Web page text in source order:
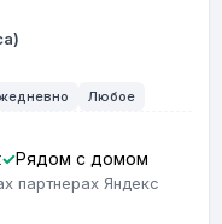
Любое
Рядом с домом
партнерах Яндекс